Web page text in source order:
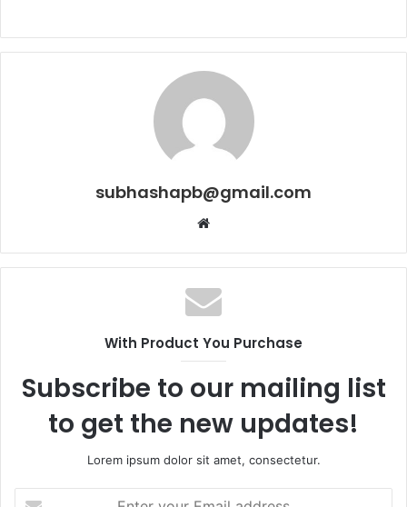
subhashapb@gmail.com
Website
With Product You Purchase
Subscribe to our mailing list
to get the new updates!
Lorem ipsum dolor sit amet, consectetur.